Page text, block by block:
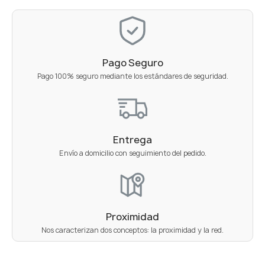
Pago Seguro
Pago 100% seguro mediante los estándares de seguridad.
Entrega
Envío a domicilio con seguimiento del pedido.
Proximidad
Nos caracterizan dos conceptos: la proximidad y la red.